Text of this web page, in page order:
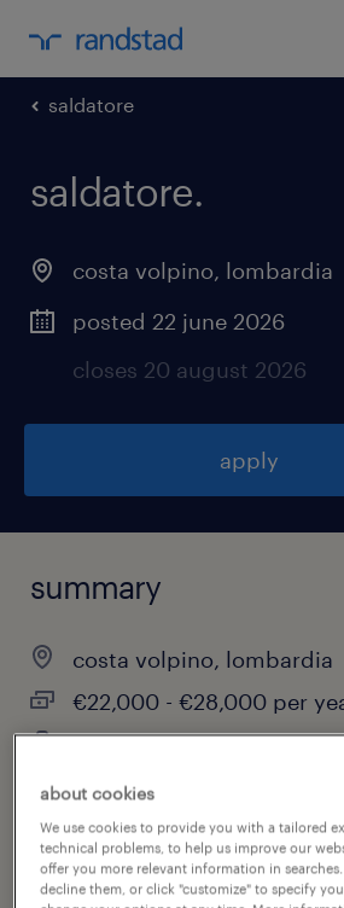
saldatore
saldatore.
costa volpino, lombardia
posted 22 june 2026
closes 20 august 2026
apply
summary
costa volpino, lombardia
€22,000 - €28,000 per
temporary
full-time
job category
about cookies
We use cookies to provide you with a tailored
technical problems, to help us improve our
offer you more relevant information in
decline them, or click "customize" to specify